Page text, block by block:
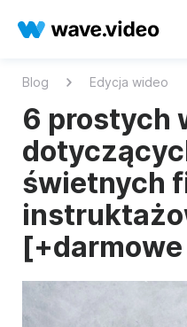
Blog Edycja wideo
6 prostych
świetnych